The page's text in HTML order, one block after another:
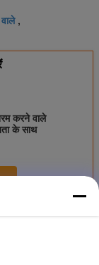
,
करने वाले
के साथ